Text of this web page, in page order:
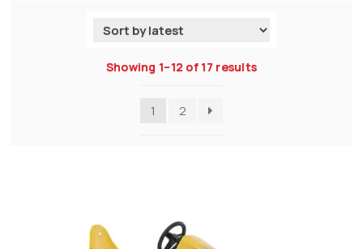
Showing 1–12 of 17 results
1 2